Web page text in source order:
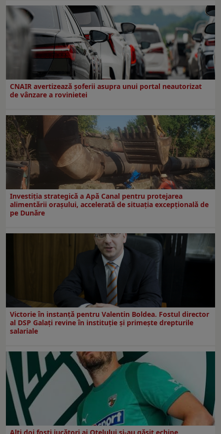
CNAIR avertizează șoferii asupra unui portal neautorizat
de vânzare a rovinietei
Investiția strategică a Apă Canal pentru protejarea
alimentării orașului, accelerată de situația excepțională de
pe Dunăre
Victorie în instanță pentru Valentin Boldea. Fostul director
al DSP Galați revine în instituție și primește drepturile
salariale
Alți doi foști jucători ai Oțelului și-au găsit echipe